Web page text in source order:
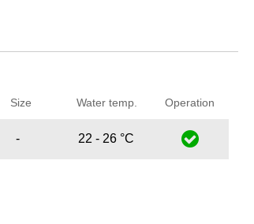
Size Water temp. Operation
- 22 - 26 °C